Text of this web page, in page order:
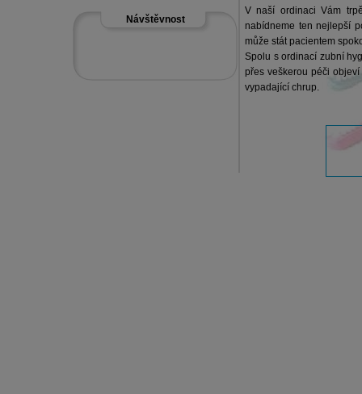
Návštěvnost
V naší ordinaci Vám
nabídneme ten nejlepší
může stát pacientem
Spolu s ordinací zubní
přes veškerou péči
vypadající chrup.